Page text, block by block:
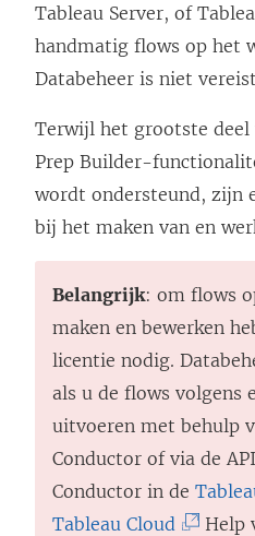
Tableau Server, of
handmatig flows op het
Databeheer is niet
Terwijl het grootste deel
Prep Builder-
wordt ondersteund, zijn
bij het maken van en
Belangrijk: om flows
maken en bewerken
licentie nodig.
als u de flows volgens
uitvoeren met behulp
Conductor of via de
Conductor in de
Tableau Cloud
Help